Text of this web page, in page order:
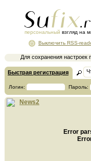
персональный взгляд на
Для сохранения настроек
Выключить RSS-
Быстрая регистрация
Логин: Пароль:
News2
Error